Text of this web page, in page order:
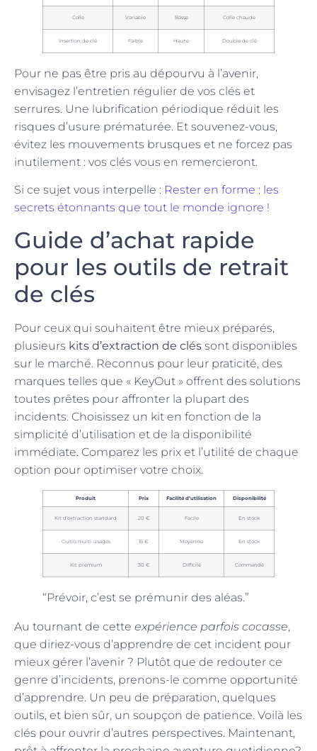
Colle Variable Basse Colle chaude
Insertion de clé Faible Haute Double de clé
Pour ne pas être pris au dépourvu à l’avenir,
envisagez l’entretien régulier de vos clés et
serrures. Une lubrification périodique réduit les
risques d’usure prématurée. Et souvenez-vous,
évitez les mouvements brusques et ne forcez pas
inutilement : vos clés vous en remercieront.
Si ce sujet vous interpelle : Rester en forme : les
secrets étonnants que tout le monde ignore !
Guide d’achat rapide
pour les outils de retrait
de clés
Pour ceux qui souhaitent être mieux préparés,
plusieurs kits d’extraction de clés sont disponibles
sur le marché. Reconnus pour leur praticité, des
marques telles que « KeyOut » offrent des solutions
toutes prêtes pour affronter la plupart des
incidents. Choisissez un kit en fonction de la
simplicité d’utilisation et de la disponibilité
immédiate. Comparez les prix et l’utilité de chaque
option pour optimiser votre choix.
Produit Prix Facilité d’utilisation Disponibilité
Kit d’extraction standard 20 € Facile En stock
Outils multi-usages 15 € Moyenne En stock
Kit premium 30 € Difficile Commandé
“Prévoir, c’est se prémunir des aléas.”
Au tournant de cette expérience parfois cocasse,
que diriez-vous d’apprendre de cet incident pour
mieux gérer l’avenir ? Plutôt que de redouter ce
genre d’incidents, prenons-le comme opportunité
d’apprendre. Un peu de préparation, quelques
outils, et bien sûr, un soupçon de patience. Voilà les
clés pour ouvrir d’autres perspectives. Maintenant,